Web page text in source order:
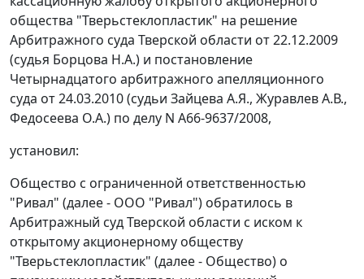
общества "Тверьстеклопластик" на решение
Арбитражного суда Тверской области от 22.12.2009
(судья Борцова Н.А.) и постановление
Четырнадцатого арбитражного апелляционного
суда от 24.03.2010 (судьи Зайцева А.Я., Журавлев А.В.,
Федосеева О.А.) по делу N А66-9637/2008,
установил:
Общество с ограниченной ответственностью
"Ривал" (далее - ООО "Ривал") обратилось в
Арбитражный суд Тверской области с иском к
открытому акционерному обществу
"Тверьстеклопластик" (далее - Общество) о